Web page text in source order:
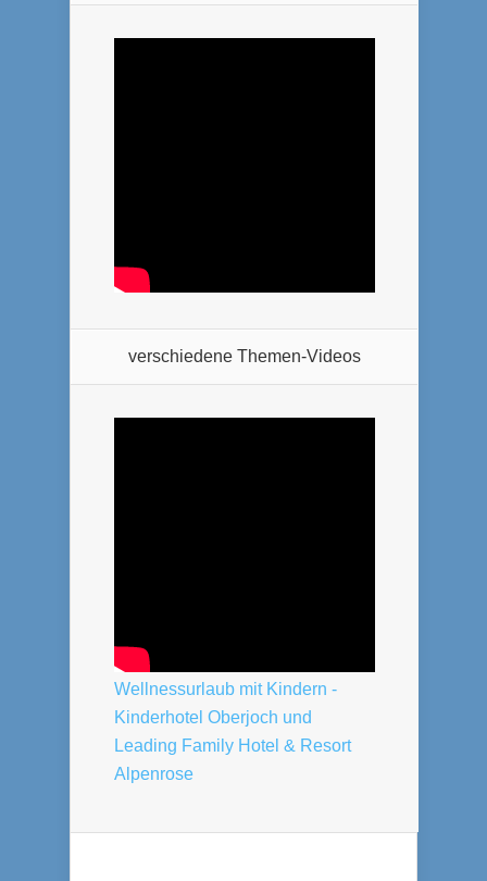
verschiedene Themen-Videos
Wellnessurlaub mit Kindern -
Kinderhotel Oberjoch und
Leading Family Hotel & Resort
Alpenrose